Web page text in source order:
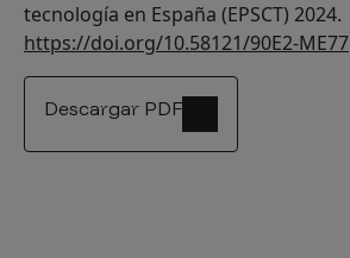
tecnología en España (EPSCT) 2024.
https://doi.org/10.58121/90E2-ME77
Descargar PDF